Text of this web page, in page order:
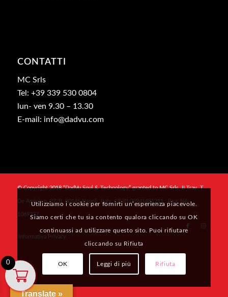
CONTATTI
MC Srls
Tel: +39 339 530 0804
lun- ven 9.30 – 13.30
E-mail: info@dadvu.com
© Copyright 2018 “DadVu Soul & Technology” granted to MC Srls, II Trav. T.
De Amicis n. 27/B, 80145 Napoli, Italy, CF/PI 09941481211 , Rea: NA-
1069327
Informativa Privacy
Utilizziamo i cookie per fornirti un’esperienza piacevole.
Siamo certi che tu sia contento qualora cliccando su OK
continuassi ad utilizzare questo sito. Puoi rifiutare
cliccando su Rifiuta
OK Leggi di più Rifiuta
Translate »
0